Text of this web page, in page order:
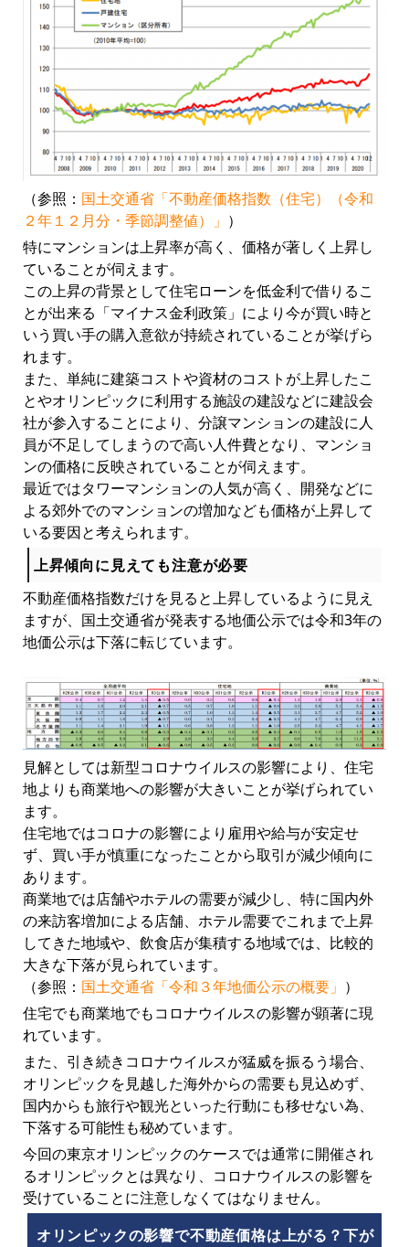
（参照： 国土交通省「不動産価格指数（住宅）（令和
２年１２月分・季節調整値）」 ）
特にマンションは上昇率が高く、価格が著しく上昇し
ていることが伺えます。
この上昇の背景として住宅ローンを低金利で借りるこ
とが出来る「マイナス金利政策」により今が買い時と
いう買い手の購入意欲が持続されていることが挙げら
れます。
また、単純に建築コストや資材のコストが上昇したこ
とやオリンピックに利用する施設の建設などに建設会
社が参入することにより、分譲マンションの建設に人
員が不足してしまうので高い人件費となり、マンショ
ンの価格に反映されていることが伺えます。
最近ではタワーマンションの人気が高く、開発などに
よる郊外でのマンションの増加なども価格が上昇して
いる要因と考えられます。
上昇傾向に見えても注意が必要
不動産価格指数だけを見ると上昇しているように見え
ますが、国土交通省が発表する地価公示では令和3年の
地価公示は下落に転じています。
見解としては新型コロナウイルスの影響により、住宅
地よりも商業地への影響が大きいことが挙げられてい
ます。
住宅地ではコロナの影響により雇用や給与が安定せ
ず、買い手が慎重になったことから取引が減少傾向に
あります。
商業地では店舗やホテルの需要が減少し、特に国内外
の来訪客増加による店舗、ホテル需要でこれまで上昇
してきた地域や、飲食店が集積する地域では、比較的
大きな下落が見られています。
（参照： 国土交通省「令和３年地価公示の概要」 ）
住宅でも商業地でもコロナウイルスの影響が顕著に現
れています。
また、引き続きコロナウイルスが猛威を振るう場合、
オリンピックを見越した海外からの需要も見込めず、
国内からも旅行や観光といった行動にも移せない為、
下落する可能性も秘めています。
今回の東京オリンピックのケースでは通常に開催され
るオリンピックとは異なり、コロナウイルスの影響を
受けていることに注意しなくてはなりません。
オリンピックの影響で不動産価格は上がる？下が